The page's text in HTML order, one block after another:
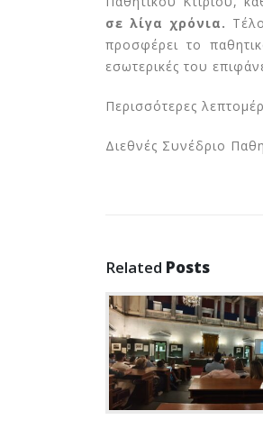
σε λίγα χρόνια.
προσφέρει το
εσωτερικές του
Περισσότερες
Διεθνές Συνέδριο
Related Posts